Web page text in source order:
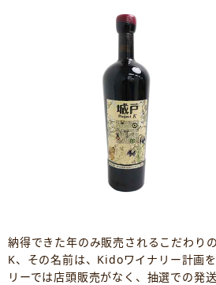
納得できた年のみ販売されるこだわり
K、その名前は、Kidoワイナリー計画
リーでは店頭販売がなく、抽選での発